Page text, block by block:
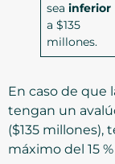
sea inferior
a $135
millones.
En caso de que
tengan un
($135
máximo del 15